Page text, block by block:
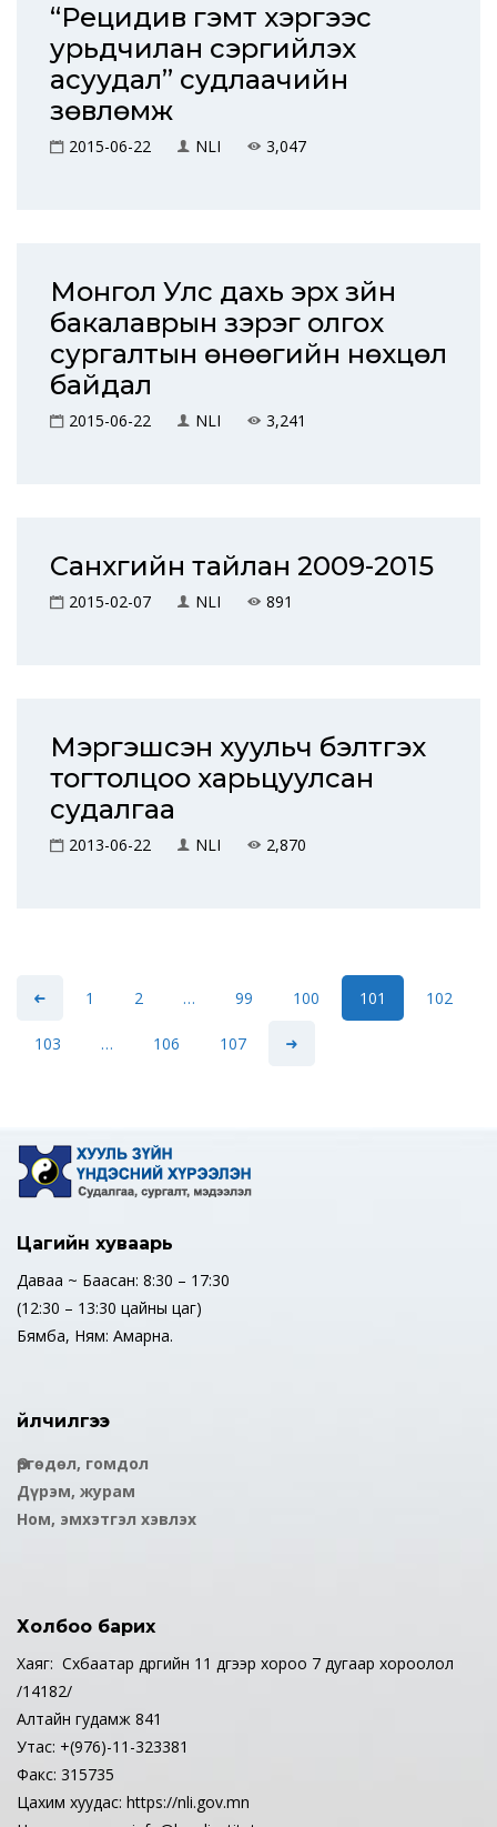
“Рецидив гэмт хэргээс
урьдчилан сэргийлэх
асуудал” судлаачийн
зөвлөмж
2015-06-22 NLI 3,047
Монгол Улс дахь эрх зүйн
бакалаврын зэрэг олгох
сургалтын өнөөгийн нөхцөл
байдал
2015-06-22 NLI 3,241
Санхүүгийн тайлан 2009-2015
2015-02-07 NLI 891
Мэргэшсэн хуульч бэлтгэх
тогтолцоо харьцуулсан
судалгаа
2013-06-22 NLI 2,870
1 2 … 99 100 101 102
103 … 106 107
Цагийн хуваарь
Даваа ~ Баасан: 8:30 – 17:30
(12:30 – 13:30 цайны цаг)
Бямба, Ням: Амарна.
Үйлчилгээ
Өргөдөл, гомдол
Дүрэм, журам
Ном, эмхэтгэл хэвлэх
Холбоо барих
Хаяг: Сүхбаатар дүүргийн 11 дүгээр хороо 7 дугаар хороолол
/14182/
Алтайн гудамж 841
Утас: +(976)-11-323381
Факс: 315735
Цахим хуудас: https://nli.gov.mn